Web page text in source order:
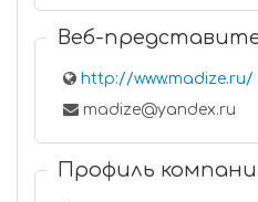
Веб-
http://www.madize.ru/
madize@yandex.ru
Профиль